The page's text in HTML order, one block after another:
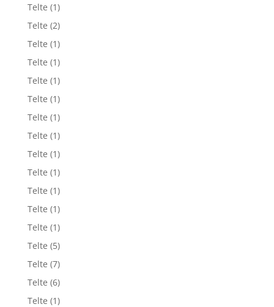
Telte (1)
Telte (2)
Telte (1)
Telte (1)
Telte (1)
Telte (1)
Telte (1)
Telte (1)
Telte (1)
Telte (1)
Telte (1)
Telte (1)
Telte (1)
Telte (5)
Telte (7)
Telte (6)
Telte (1)